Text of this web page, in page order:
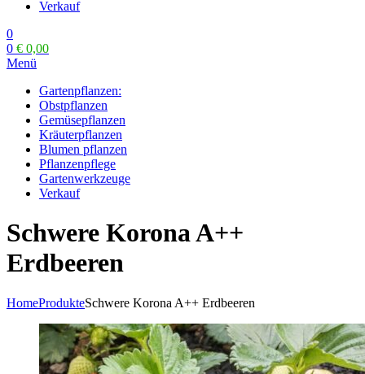
Verkauf
0
0 € 0,00
Menü
Gartenpflanzen:
Obstpflanzen
Gemüsepflanzen
Kräuterpflanzen
Blumen pflanzen
Pflanzenpflege
Gartenwerkzeuge
Verkauf
Schwere Korona A++
Erdbeeren
HomeProdukteSchwere Korona A++ Erdbeeren